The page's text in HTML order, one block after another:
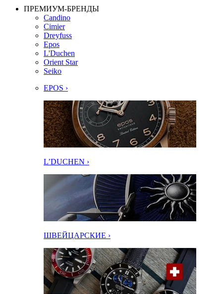
ПРЕМИУМ-БРЕНДЫ
Candino
Cimier
Dreyfuss
Epos
L'Duchen
Orient Star
Seiko
EPOS ›
L’DUCHEN ›
ШВЕЙЦАРСКИЕ ›